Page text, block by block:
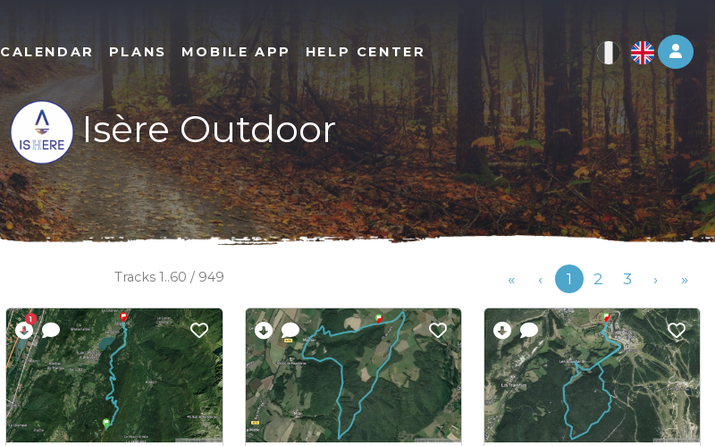
Log
CALENDAR PLANS MOBILE APP HELP CENTER
Isère Outdoor
Tracks 1..60 / 949 « ‹Previous
1 2 3 › »
1